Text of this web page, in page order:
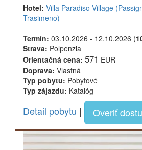
Hotel: Villa Paradiso Village
Trasimeno)
Termín: 03.10.2026 - 12.10.2026 (
Strava: Polpenzia
Orientačná cena: 571 EUR
Doprava: Vlastná
Typ pobytu: Pobytové
Typ zájazdu: Katalóg
Detail pobytu | Overiť